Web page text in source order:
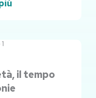
il tempo